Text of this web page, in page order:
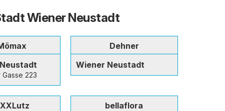
Wiener Neustadt
223
Dehner
Wiener Neustadt
bellaflora